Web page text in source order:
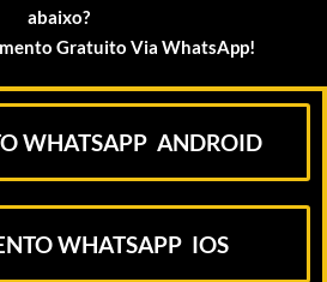
abaixo?
Gratuito Via WhatsApp!
WHATSAPP ANDROID
WHATSAPP IOS